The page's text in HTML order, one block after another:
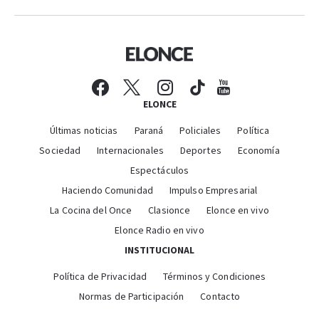
ELONCE
Últimas noticias Paraná Policiales
Política
Sociedad
Internacionales Deportes
Economía
Espectáculos
Haciendo Comunidad
Impulso Empresarial
La Cocina del Once
Clasionce
Elonce en vivo
Elonce Radio en vivo
INSTITUCIONAL
Política de Privacidad
Términos y Condiciones
Normas de Participación
Contacto